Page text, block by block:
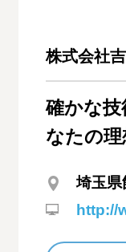
株式会社
確かな技
なたの
埼玉県
http://